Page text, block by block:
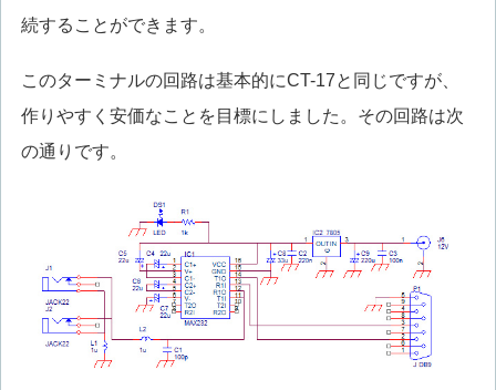
続することができます。
このターミナルの回路は基本的にCT-17と同じですが、
作りやすく安価なことを目標にしました。その回路は次
の通りです。